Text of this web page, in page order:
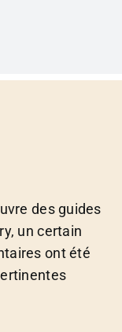
des guides
un certain
ont été